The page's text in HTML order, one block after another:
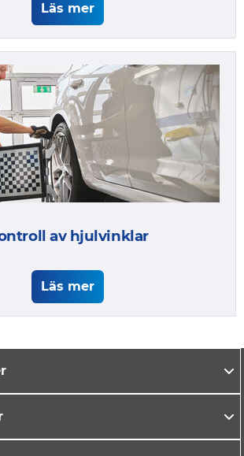
Läs mer
av hjulvinklar
Läs mer